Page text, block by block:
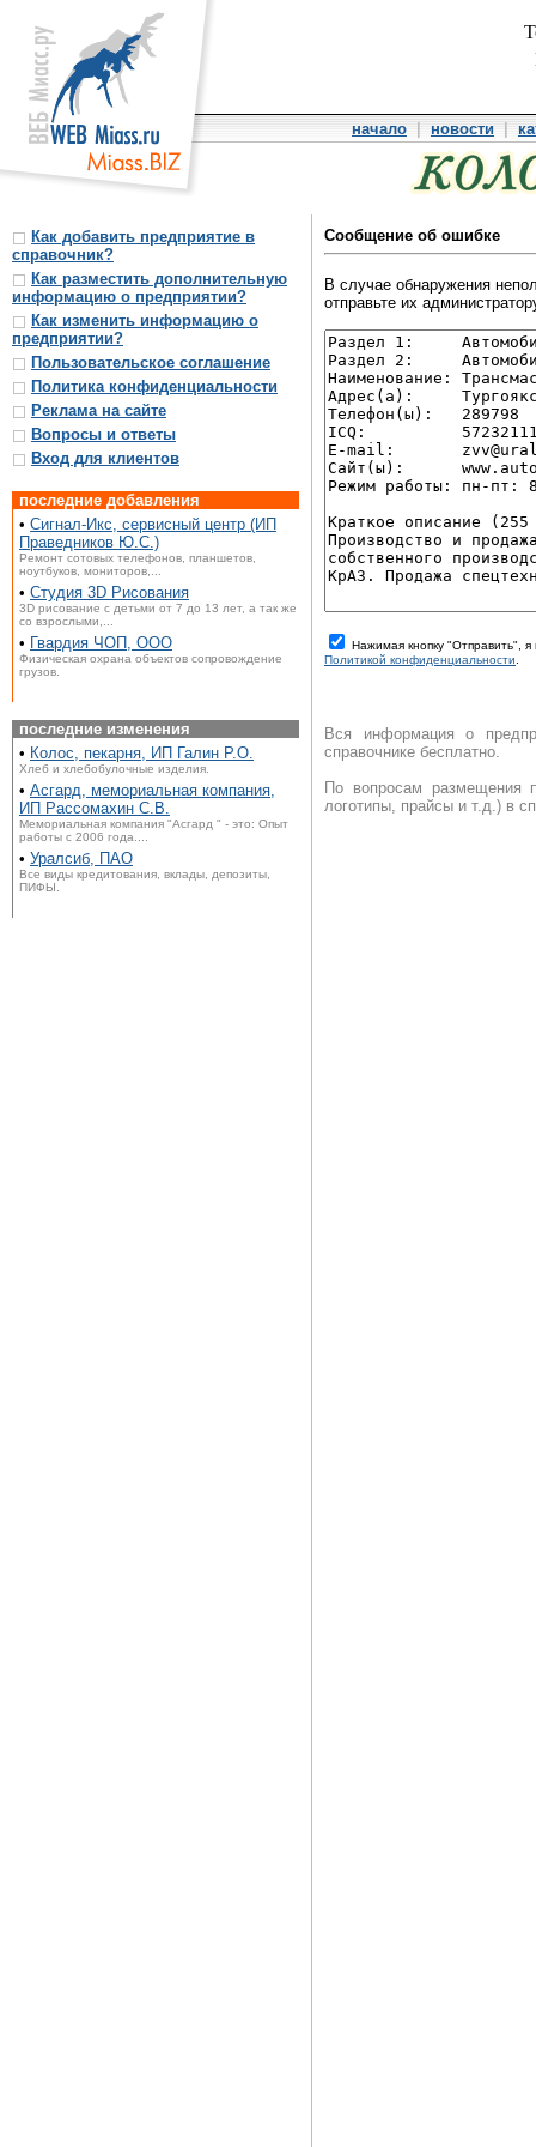
начало новости
Как добавить предприятие в
справочник?
Как разместить дополнительную
информацию о предприятии?
Как изменить информацию о
предприятии?
Пользовательское соглашение
Политика конфиденциальности
Реклама на сайте
Вопросы и ответы
Вход для клиентов
последние добавления
• Сигнал-Икс, сервисный центр (ИП
Праведников Ю.С.)
Ремонт сотовых телефонов, планшетов,
ноутбуков, мониторов,...
• Студия 3D Рисования
3D рисование с детьми от 7 до 13 лет, а так же
со взрослыми,...
• Гвардия ЧОП, ООО
Физическая охрана объектов сопровождение
грузов.
последние изменения
• Колос, пекарня, ИП Галин Р.О.
Хлеб и хлебобулочные изделия.
• Асгард, мемориальная компания,
ИП Рассомахин С.В.
Мемориальная компания "Асгард " - это: Опыт
работы с 2006 года....
• Уралсиб, ПАО
Все виды кредитования, вклады, депозиты,
ПИФЫ.
Сообщение об ошибке
В случае обнаружения
отправьте их
Нажимая кнопку "Отправить",
Политикой конфиденциальности
Вся информация о
справочнике бесплатно.
По вопросам размещения
логотипы, прайсы и т.д.) в